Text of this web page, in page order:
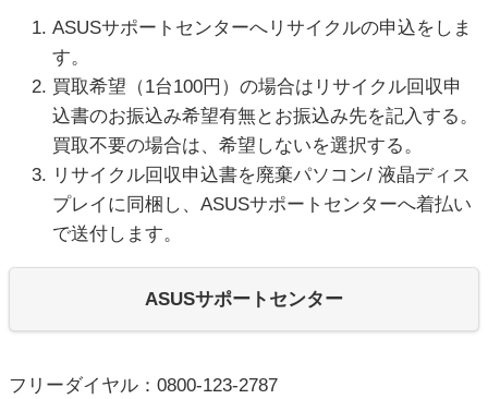
ASUSサポートセンターへリサイクルの申込をしま
す。
買取希望（1台100円）の場合はリサイクル回収申
込書のお振込み希望有無とお振込み先を記入する。
買取不要の場合は、希望しないを選択する。
リサイクル回収申込書を廃棄パソコン/ 液晶ディス
プレイに同梱し、ASUSサポートセンターへ着払い
で送付します。
ASUSサポートセンター
フリーダイヤル：0800-123-2787